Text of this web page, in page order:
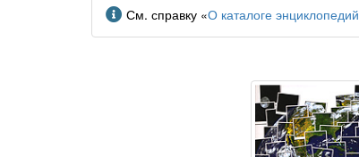
Информация
См. справку «О каталоге энциклопедий